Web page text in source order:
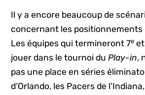
Il y a encore beaucoup de
concernant les positionnements
Les équipes qui termineront 7e
jouer dans le tournoi duPlay-in,
pas une place en séries
d’Orlando, les Pacers de